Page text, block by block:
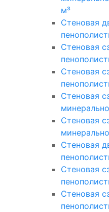
м³
Стеновая
Стеновая
Стеновая
Стеновая
Стеновая
Стеновая
Стеновая
Стеновая